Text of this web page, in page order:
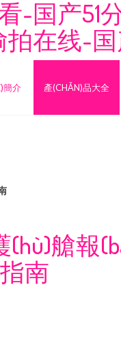
国产51
拍在线-
簡介 產(CHǍN)品大全
艙報
南